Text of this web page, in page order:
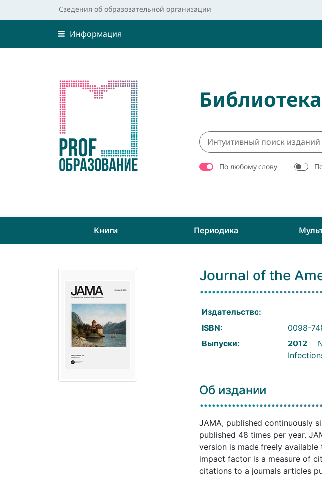
Сведения об образовательной организации
Информация
По любому слову
Книги Периодика
Journal of the
Издательство:
ISBN:
0098-
Выпуски:
2012
Об издании
JAMA, published continuously
published 48 times per year.
version is made freely
impact factor is a measure of
citations to a journals articles